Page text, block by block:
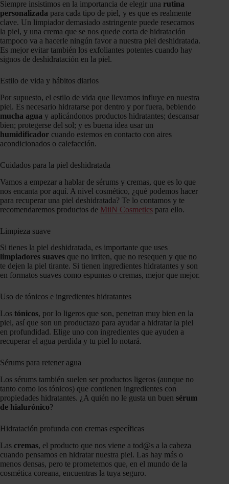
Siempre insistimos en la importancia de elegir una rutina
personalizada para cada tipo de piel, y es que es realmente
clave. Un limpiador demasiado astringente puede resecarnos
la piel, y una crema que se nos quede corta de hidratación
tampoco va a hacerle ningún favor a nuestra piel deshidratada.
Es mejor evitar también los exfoliantes potentes cuando hay
signos de deshidratación en la piel.
Estilo de vida y hábitos diarios
Por supuesto, el estilo de vida que llevamos influye en nuestra
piel. Es necesario hidratarse por dentro y por fuera, bebiendo
mucha agua y aplicándonos productos hidratantes; descansar
bien; protegerse del sol; y es buena idea usar un
humidificador cuando estemos en contacto con aires
acondicionados o calefacción.
Cuidados para la piel deshidratada
Vamos a empezar a hablar de sérums y cremas, que es lo que
nos encanta por aquí. A nivel cosmético, ¿qué podemos hacer
para recuperar una piel deshidratada? Te lo contamos y te
recomendaremos productos de MiiN Cosmetics para ello.
Limpieza suave
Si tienes la piel deshidratada, es importante que uses
limpiadores suaves que no irriten, que no resequen y que no
te dejen la piel tirante. Si tienen ingredientes hidratantes y son
en formatos suaves como espumas o cremas, mejor que mejor.
Uso de tónicos e ingredientes hidratantes
Los tónicos, por lo ligeros que son, penetran muy bien en la
piel, así que son un productazo para ayudar a hidratar la piel
en profundidad. Elige uno con ingredientes que ayuden a
recuperar el agua perdida y tu piel lo notará.
Sérums para retener agua
Los sérums también suelen ser productos ligeros (aunque no
tanto como los tónicos) que contienen ingredientes con
propiedades hidratantes. ¿A quién no le gusta un buen sérum
de hialurónico?
Hidratación profunda con cremas específicas
Las cremas, el producto que nos viene a tod@s a la cabeza
cuando pensamos en hidratar nuestra piel. Las hay más o
menos densas, pero te prometemos que, en el mundo de la
cosmética coreana, encuentras la tuya seguro.